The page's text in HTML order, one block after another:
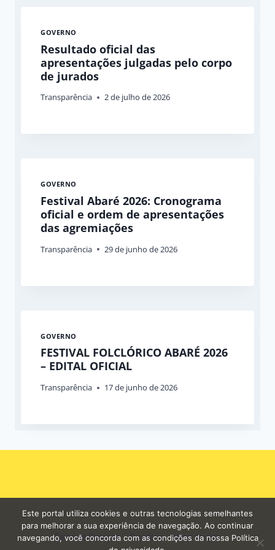
GOVERNO
Resultado oficial das
apresentações julgadas pelo corpo
de jurados
Transparência 2 de julho de 2026
GOVERNO
Festival Abaré 2026: Cronograma
oficial e ordem de apresentações
das agremiações
Transparência 29 de junho de 2026
GOVERNO
FESTIVAL FOLCLÓRICO ABARÉ 2026
– EDITAL OFICIAL
Transparência 17 de junho de 2026
Carta de Serviços Ouvidoria Mapa do site
Este portal utiliza cookies e outras tecnologias semelhantes
para melhorar a sua experiência de navegação. Ao continuar
navegando, você concorda com as condições da nossa Política